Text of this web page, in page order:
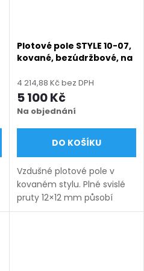
Plotové pole STYLE 10-07,
kované, bezúdržbové, na
výška 450–1750 mm),
antracit RAL 7016 matná
4 214,88 Kč bez DPH
5 100 Kč
Na objednání
DO KOŠÍKU
Vzdušné plotové pole v
kovaném stylu. Plné svislé
pruty 12×12 mm působí
lehce a nadčasově.